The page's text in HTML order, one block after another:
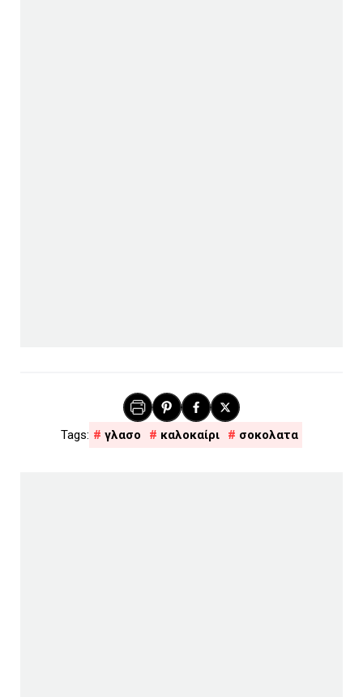
γλασο καλοκαίρι σοκολατα